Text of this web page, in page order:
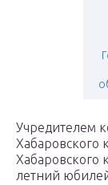
Учредителем
Хабаровского
Хабаровского
летний